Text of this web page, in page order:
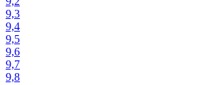
9,3
9,4
9,5
9,6
9,7
9,8